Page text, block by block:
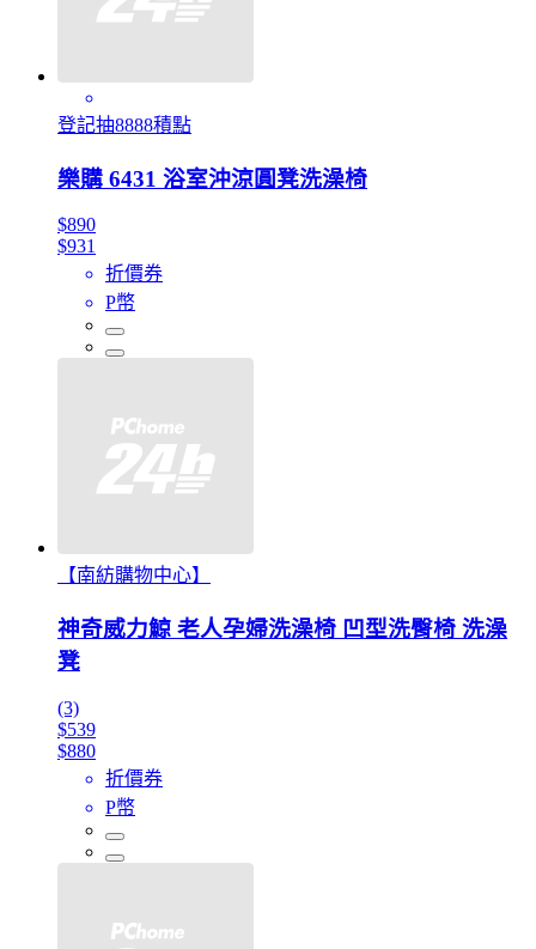
登記抽8888積點
樂購 6431 浴室沖涼圓凳洗澡椅
$890
$931
折價券
P幣
【南紡購物中心】
神奇威力鯨 老人孕婦洗澡椅 凹型洗臀椅 洗澡
凳
(3)
$539
$880
折價券
P幣